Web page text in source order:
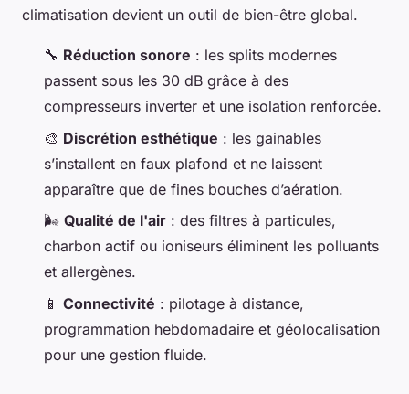
climatisation devient un outil de bien-être global.
🔧 Réduction sonore : les splits modernes
passent sous les 30 dB grâce à des
compresseurs inverter et une isolation renforcée.
🎨 Discrétion esthétique : les gainables
s’installent en faux plafond et ne laissent
apparaître que de fines bouches d’aération.
🌬️ Qualité de l'air : des filtres à particules,
charbon actif ou ioniseurs éliminent les polluants
et allergènes.
📱 Connectivité : pilotage à distance,
programmation hebdomadaire et géolocalisation
pour une gestion fluide.